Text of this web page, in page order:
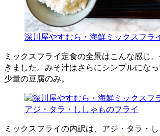
深川屋やすむら・海鮮ミックスフラ
ミックスフライ定食の全景はこんな感じ
きました。みそ汁はさらにシンプルにな
少量の豆腐のみ。
アジ・タラ・ししゃものフライ
ミックスフライの内訳は、アジ・タラ・